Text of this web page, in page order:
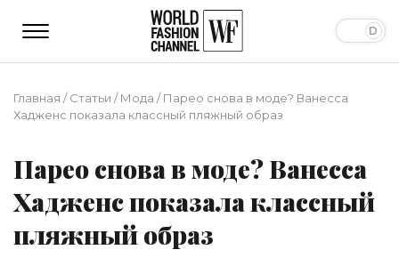
Главная /Статьи /Мода /Парео снова в моде? Ванесса
Хадженс показала классный пляжный образ
Парео снова в моде? Ванесса
Хадженс показала классный
пляжный образ